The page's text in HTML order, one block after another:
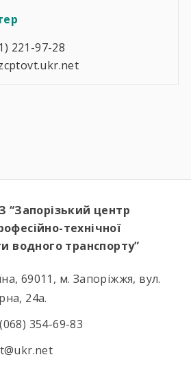
221-97-28
“Запорізький центр
технічної
водного транспорту”
69011, м. Запоріжжя, вул.
24а.
354-69-83